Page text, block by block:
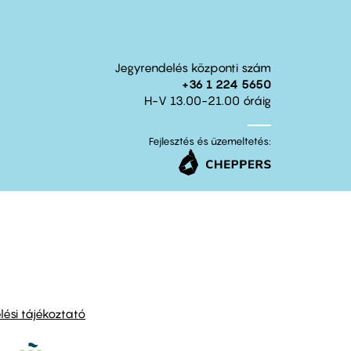
Jegyrendelés központi szám
+36 1 224 5650
H-V 13.00-21.00 óráig
Fejlesztés és üzemeltetés:
tájékoztató